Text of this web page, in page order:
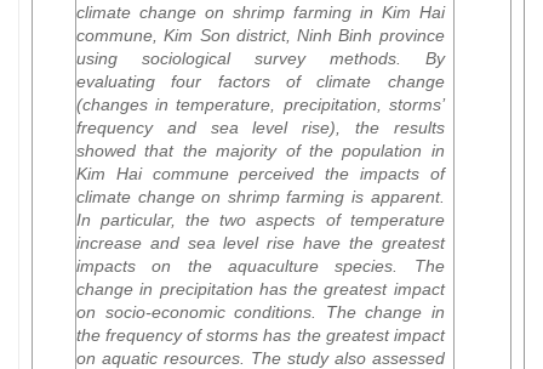
climate change on shrimp farming in Kim Hai
commune, Kim Son district, Ninh Binh province
using sociological survey methods. By
evaluating four factors of climate change
(changes in temperature, precipitation, storms’
frequency and sea level rise), the results
showed that the majority of the population in
Kim Hai commune perceived the impacts of
climate change on shrimp farming is apparent.
In particular, the two aspects of temperature
increase and sea level rise have the greatest
impacts on the aquaculture species. The
change in precipitation has the greatest impact
on socio-economic conditions. The change in
the frequency of storms has the greatest impact
on aquatic resources. The study also assessed